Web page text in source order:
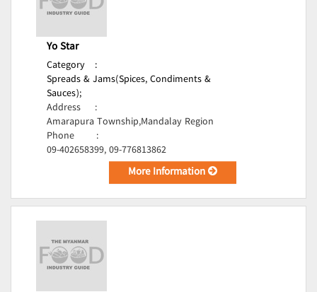
Yo Star
Category
:
Spreads & Jams(Spices, Condiments &
Sauces);
Address
:
Amarapura Township,Mandalay Region
Phone
:
09-402658399, 09-776813862
More Information